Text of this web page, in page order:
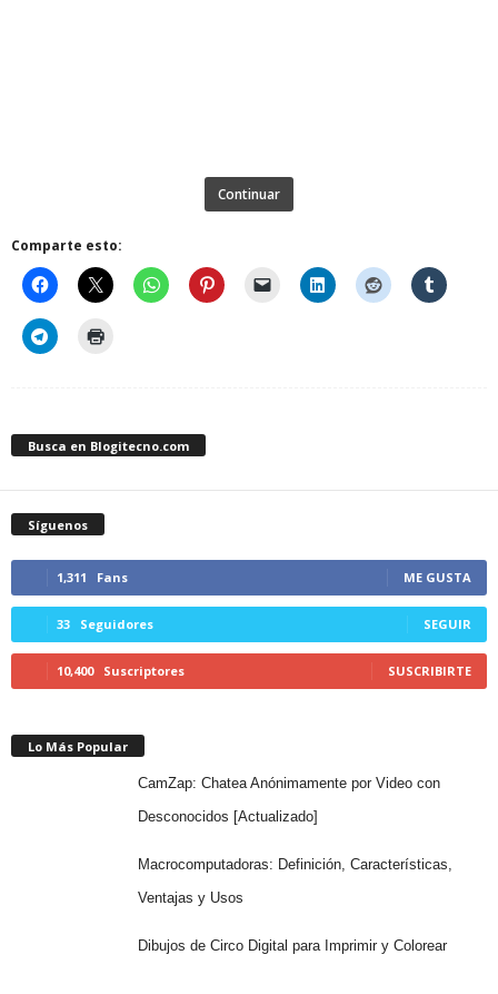
Continuar
Comparte esto:
Busca en Blogitecno.com
Síguenos
1,311 Fans ME GUSTA
33 Seguidores SEGUIR
10,400 Suscriptores SUSCRIBIRTE
Lo Más Popular
CamZap: Chatea Anónimamente por Video con
Desconocidos [Actualizado]
Macrocomputadoras: Definición, Características,
Ventajas y Usos
Dibujos de Circo Digital para Imprimir y Colorear